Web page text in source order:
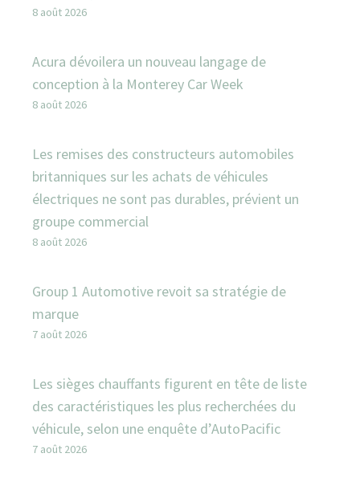
8 août 2026
Acura dévoilera un nouveau langage de
conception à la Monterey Car Week
8 août 2026
Les remises des constructeurs automobiles
britanniques sur les achats de véhicules
électriques ne sont pas durables, prévient un
groupe commercial
8 août 2026
Group 1 Automotive revoit sa stratégie de
marque
7 août 2026
Les sièges chauffants figurent en tête de liste
des caractéristiques les plus recherchées du
véhicule, selon une enquête d’AutoPacific
7 août 2026